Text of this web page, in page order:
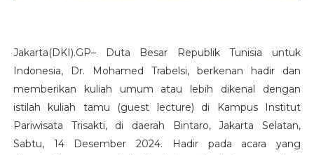
Jakarta(DKI).GP– Duta Besar Republik Tunisia untuk
Indonesia, Dr. Mohamed Trabelsi, berkenan hadir dan
memberikan kuliah umum atau lebih dikenal dengan
istilah kuliah tamu (guest lecture) di Kampus Institut
Pariwisata Trisakti, di daerah Bintaro, Jakarta Selatan,
Sabtu, 14 Desember 2024. Hadir pada acara yang